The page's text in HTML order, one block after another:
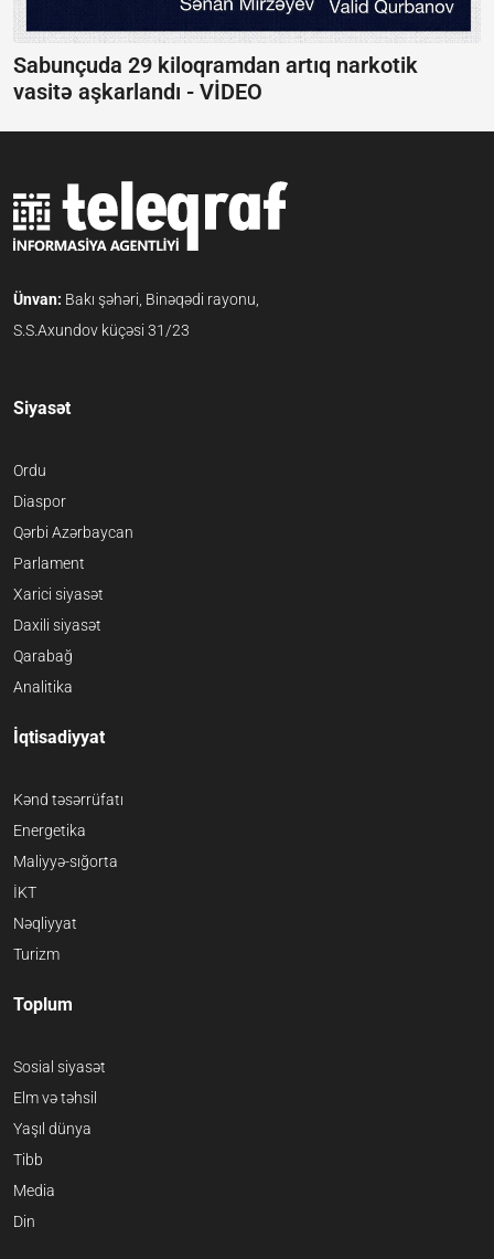
Sabunçuda 29 kiloqramdan artıq narkotik
vasitə aşkarlandı - VİDEO
Ünvan: Bakı şəhəri, Binəqədi rayonu,
S.S.Axundov küçəsi 31/23
Siyasət
Ordu
Diaspor
Qərbi Azərbaycan
Parlament
Xarici siyasət
Daxili siyasət
Qarabağ
Analitika
İqtisadiyyat
Kənd təsərrüfatı
Energetika
Maliyyə-sığorta
İKT
Nəqliyyat
Turizm
Toplum
Sosial siyasət
Elm və təhsil
Yaşıl dünya
Tibb
Media
Din